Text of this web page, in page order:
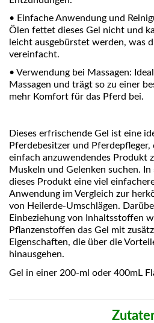
• Einfache Anwendung und
Ölen fettet dieses Gel nicht und
leicht ausgebürstet werden, was
vereinfacht.
• Verwendung bei Massagen:
Massagen und trägt so zu einer
mehr Komfort für das Pferd bei.
Dieses erfrischende Gel ist eine
Pferdebesitzer und Pferdepfleger,
einfach anzuwendendes Produkt
Muskeln und Gelenken suchen.
dieses Produkt eine viel
Anwendung im Vergleich zur
von Heilerde-Umschlägen.
Einbeziehung von Inhaltsstoffen
Pflanzenstoffen das Gel mit
Eigenschaften, die über die
hinausgehen.
Gel in einer 200-ml oder 400mL